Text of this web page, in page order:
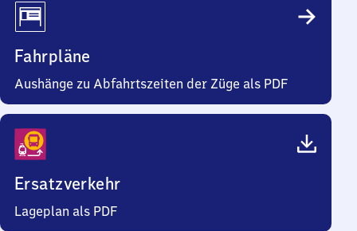
Fahrpläne
Aushänge zu Abfahrtszeiten der Züge als PDF
Ersatzverkehr
Lageplan als PDF